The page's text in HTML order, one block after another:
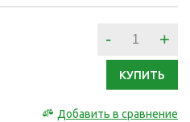
- +
КУПИТЬ
Добавить в сравнение